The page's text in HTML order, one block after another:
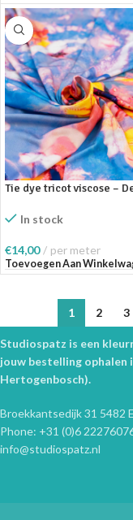
Tie dye tricot viscose –
In stock
€14,00 per meter
Toevoegen Aan
1 2 3
Studiospatz is een
jouw bestelling ophalen
Hertogenbosch).
Broekkantsedijk 31 5482
Phone: +31 (0)6
info@studiospatz.nl